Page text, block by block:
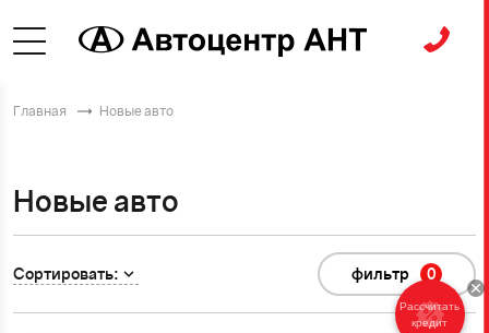
Главная Новые авто
Новые авто
Сортировать: фильтр 0
Рассчитать
кредит